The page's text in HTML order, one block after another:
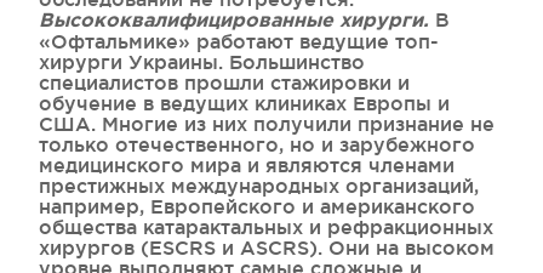
Высококвалифицированные хирурги. В
«Офтальмике» работают ведущие топ-
хирурги Украины. Большинство
специалистов прошли стажировки и
обучение в ведущих клиниках Европы и
США. Многие из них получили признание не
только отечественного, но и зарубежного
медицинского мира и являются членами
престижных международных организаций,
например, Европейского и американского
общества катарактальных и рефракционных
хирургов (ESCRS и АSCRS). Они на высоком
уровне выполняют самые сложные и